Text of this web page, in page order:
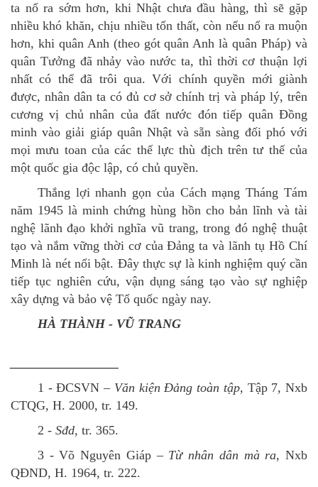
ta nổ ra sớm hơn, khi Nhật chưa đầu hàng, thì sẽ gặp
nhiều khó khăn, chịu nhiều tổn thất, còn nếu nổ ra muộn
hơn, khi quân Anh (theo gót quân Anh là quân Pháp) và
quân Tưởng đã nhảy vào nước ta, thì thời cơ thuận lợi
nhất có thể đã trôi qua. Với chính quyền mới giành
được, nhân dân ta có đủ cơ sở chính trị và pháp lý, trên
cương vị chủ nhân của đất nước đón tiếp quân Đồng
minh vào giải giáp quân Nhật và sẵn sàng đối phó với
mọi mưu toan của các thế lực thù địch trên tư thế của
một quốc gia độc lập, có chủ quyền.
Thắng lợi nhanh gọn của Cách mạng Tháng Tám
năm 1945 là minh chứng hùng hồn cho bản lĩnh và tài
nghệ lãnh đạo khởi nghĩa vũ trang, trong đó nghệ thuật
tạo và nắm vững thời cơ của Đảng ta và lãnh tụ Hồ Chí
Minh là nét nổi bật. Đây thực sự là kinh nghiệm quý cần
tiếp tục nghiên cứu, vận dụng sáng tạo vào sự nghiệp
xây dựng và bảo vệ Tổ quốc ngày nay.
HÀ THÀNH - VŨ TRANG
1 - ĐCSVN – Văn kiện Đảng toàn tập, Tập 7, Nxb
CTQG, H. 2000, tr. 149.
2 - Sđd, tr. 365.
3 - Võ Nguyên Giáp – Từ nhân dân mà ra, Nxb
QĐND, H. 1964, tr. 222.